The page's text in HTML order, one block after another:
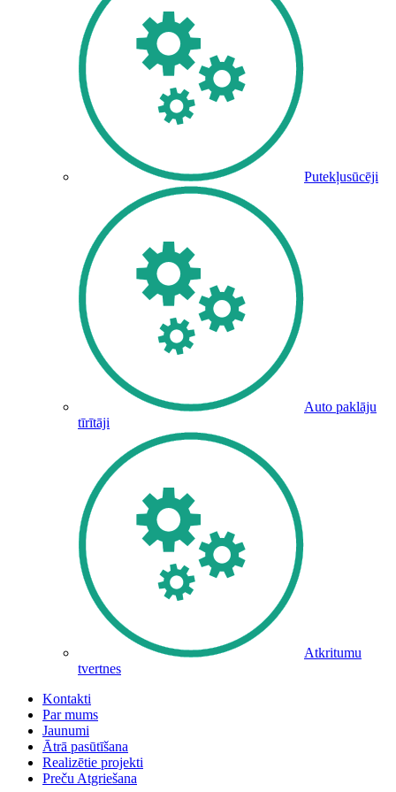
Putekļusūcēji
Auto paklāju
tīrītāji
Atkritumu
tvertnes
Kontakti
Par mums
Jaunumi
Ātrā pasūtīšana
Realizētie projekti
Preču Atgriešana